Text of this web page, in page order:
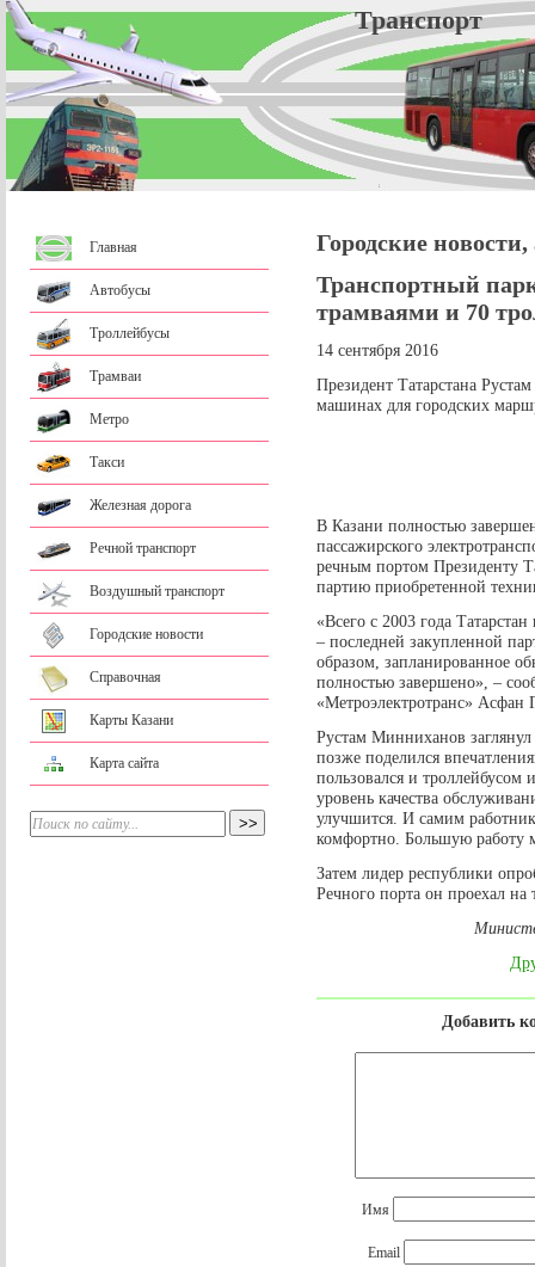
Главная
Автобусы
Троллейбусы
Трамваи
Метро
Такси
Железная дорога
Речной транспорт
Воздушный транспорт
Городские новости
Справочная
Карты Казани
Карта сайта
Городские
Транспортный
трамваями и 70
14 сентября 2016
Президент Татарстана
машинах для городских
В Казани полностью
пассажирского
речным портом Президенту
партию приобретенной
«Всего с 2003 года
– последней закупленной
образом, запланированное
полностью завершено», –
«Метроэлектротранс» Асфан
Рустам Минниханов
позже поделился
пользовался и
уровень качества
улучшится. И самим
комфортно. Большую работу
Затем лидер республики
Речного порта он проехал на
Добавить
Имя
Email